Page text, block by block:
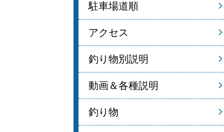
駐車場道順
アクセス
釣り物別説明
動画＆各種説明
釣り物